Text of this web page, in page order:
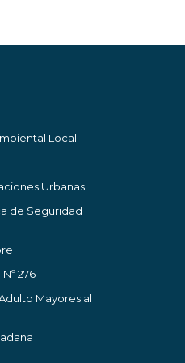
Local
Urbanas
de Seguridad
276
Mayores al